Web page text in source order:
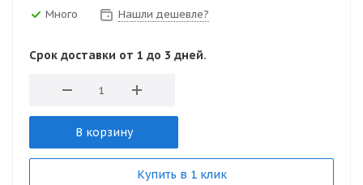
Много Нашли дешевле?
Срок доставки от 1 до 3 дней.
В корзину
Купить в 1 клик